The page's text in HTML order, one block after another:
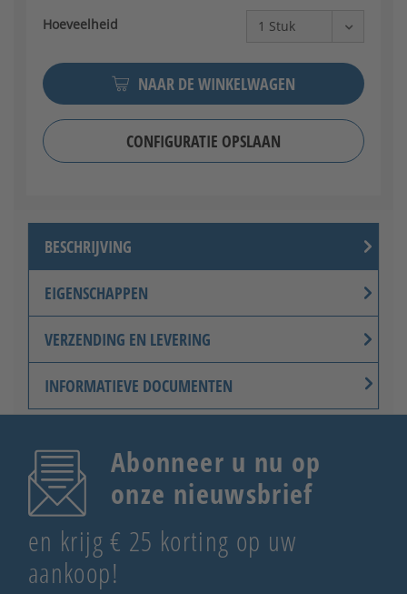
Hoeveelheid
NAAR DE WINKELWAGEN
CONFIGURATIE OPSLAAN
BESCHRIJVING
EIGENSCHAPPEN
VERZENDING EN LEVERING
INFORMATIEVE DOCUMENTEN
Abonneer u nu op
onze nieuwsbrief
en krijg € 25 korting op uw
aankoop!